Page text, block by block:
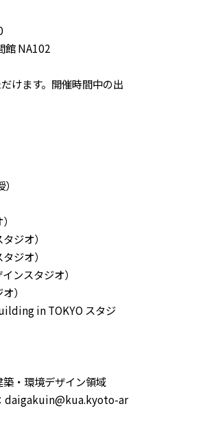
館 NA102
けます。開催時間中の出
ジオ）
ジオ）
ンスタジオ）
）
in TOKYO スタジ
・環境デザイン領域
daigakuin@kua.kyoto-ar